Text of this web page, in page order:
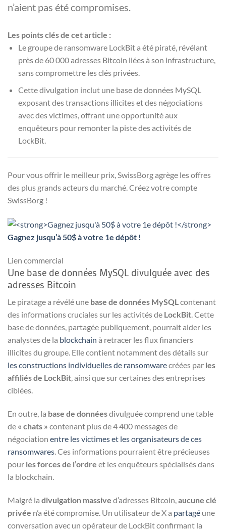
n’aient pas été compromises.
Les points clés de cet article :
Le groupe de ransomware LockBit a été piraté, révélant
près de 60 000 adresses Bitcoin liées à son infrastructure,
sans compromettre les clés privées.
Cette divulgation inclut une base de données MySQL
exposant des transactions illicites et des négociations
avec des victimes, offrant une opportunité aux
enquêteurs pour remonter la piste des activités de
LockBit.
Pour vous offrir le meilleur prix, SwissBorg agrège les offres
des plus grands acteurs du marché. Créez votre compte
SwissBorg !
Gagnez jusqu’à 50$ à votre 1e dépôt !
Lien commercial
Une base de données MySQL divulguée avec des
adresses Bitcoin
Le piratage a révélé une base de données MySQLcontenant
des informations cruciales sur les activités de LockBit. Cette
base de données, partagée publiquement, pourrait aider les
analystes de la blockchain à retracer les flux financiers
illicites du groupe. Elle contient notamment des détails sur
les constructions individuelles de ransomwarecréées par les
affiliés de LockBit, ainsi que sur certaines des entreprises
ciblées.
En outre, la base de donnéesdivulguée comprend une table
de « chats » contenant plus de 4 400 messages de
négociation entre les victimes et les organisateurs de ces
ransomwares. Ces informations pourraient être précieuses
pour les forces de l’ordre et les enquêteurs spécialisés dans
la blockchain.
Malgré la divulgation massive d’adresses Bitcoin,aucune clé
privée n’a été compromise. Un utilisateur de X a partagé une
conversation avec un opérateur de LockBit confirmant la